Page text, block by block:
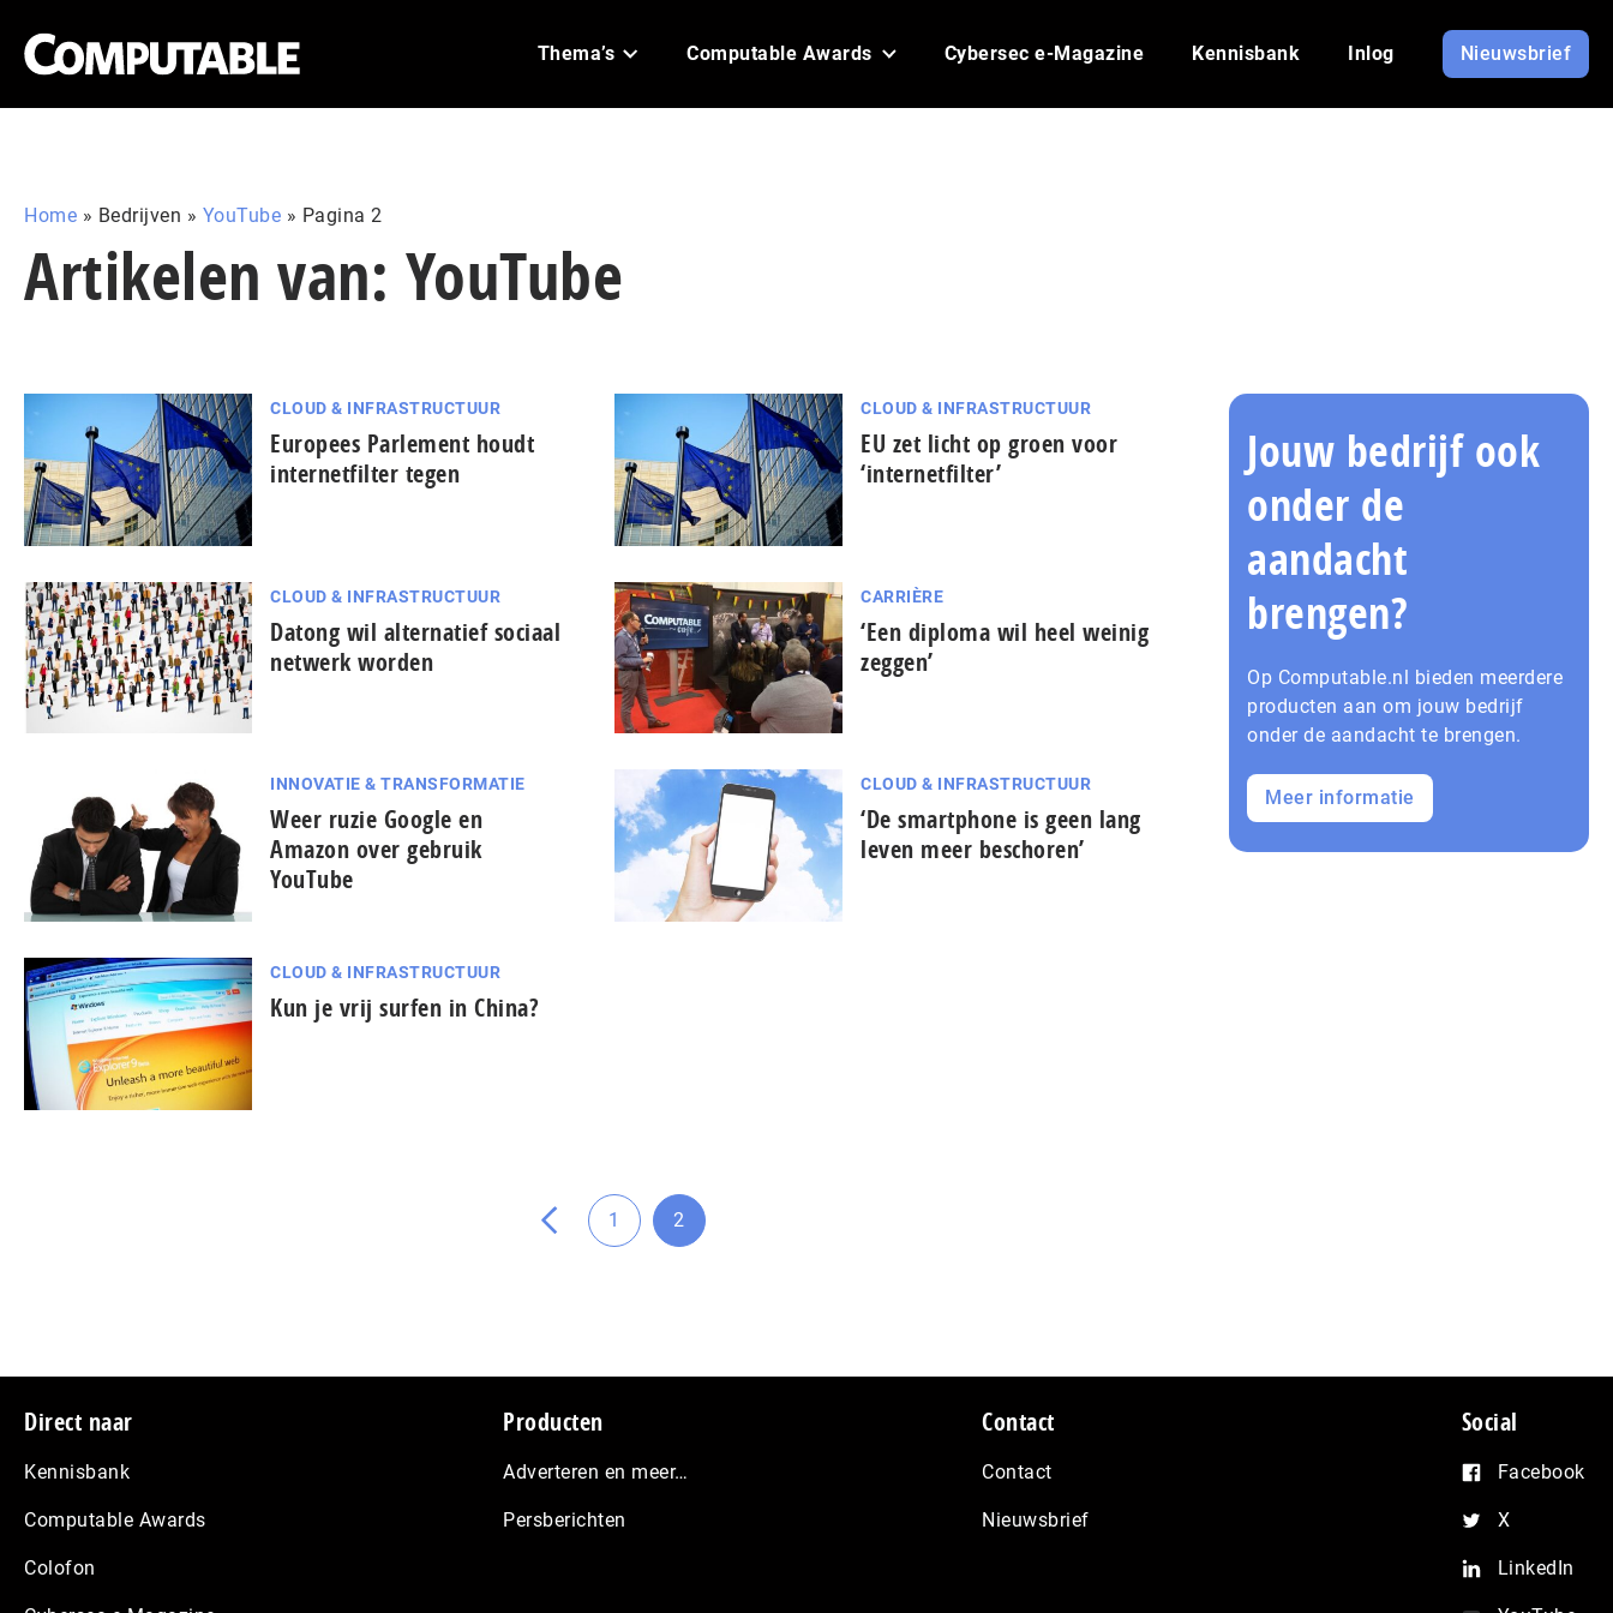
Thema’s Computable Awards Cybersec e-Magazine Kennisbank Inlog Nieuwsbrief
Home » Bedrijven » YouTube » Pagina 2
Artikelen van: YouTube
CLOUD & INFRASTRUCTUUR
Europees Parlement houdt
internetfilter tegen
CLOUD & INFRASTRUCTUUR
EU zet licht op groen voor
‘internetfilter’
CLOUD & INFRASTRUCTUUR
Datong wil alternatief sociaal
netwerk worden
CARRIÈRE
‘Een diploma wil heel weinig
zeggen’
INNOVATIE & TRANSFORMATIE
Weer ruzie Google en
Amazon over gebruik
YouTube
CLOUD & INFRASTRUCTUUR
‘De smartphone is geen lang
leven meer beschoren’
CLOUD & INFRASTRUCTUUR
Kun je vrij surfen in China?
Ga
Ga
1
Ga
2
Jouw bedrijf ook
onder de
aandacht
brengen?
Op Computable.nl bieden meerdere
producten aan om jouw bedrijf
onder de aandacht te brengen.
Meer informatie
Footer
Direct naar
Kennisbank
Computable Awards
Colofon
Producten
Adverteren en meer…
Persberichten
Contact
Contact
Nieuwsbrief
Social
Facebook
X
LinkedIn